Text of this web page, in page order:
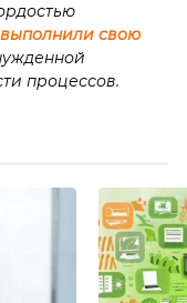
свою
процессов.